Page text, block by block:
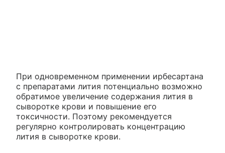
При одновременном применении ирбесартана
с препаратами лития потенциально возможно
обратимое увеличение содержания лития в
сыворотке крови и повышение его
токсичности. Поэтому рекомендуется
регулярно контролировать концентрацию
лития в сыворотке крови.